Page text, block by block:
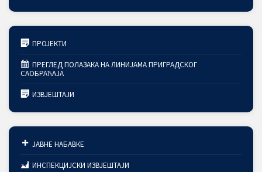
ПРОЈЕКТИ
ПРЕГЛЕД ПОЛАЗАКА НА ЛИНИЈАМА ПРИГРАДСКОГ
САОБРАЋАЈА
ИЗВЈЕШТАЈИ
ЈАВНЕ НАБАВКЕ
ИНСПЕКЦИЈСКИ ИЗВЈЕШТАЈИ